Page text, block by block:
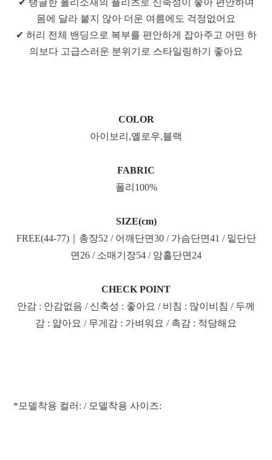
몸에 달라 붙지 않아 더운 여름에도 걱정없어요
✔ 허리 전체 밴딩으로 복부를 편안하게 잡아주고 어떤 하
의보다 고급스러운 분위기로 스타일링하기 좋아요
COLOR
아이보리,옐로우,블랙
FABRIC
폴리100%
SIZE(cm)
FREE(44-77)｜총장52 / 어깨단면30 / 가슴단면41 / 밑단단
면26 / 소매기장54 / 암홀단면24
CHECK POINT
안감 : 안감없음 / 신축성 : 좋아요 / 비침 : 많이비침 / 두께
감 : 얇아요 / 무게감 : 가벼워요 / 촉감 : 적당해요
*모델착용 컬러: / 모델착용 사이즈: